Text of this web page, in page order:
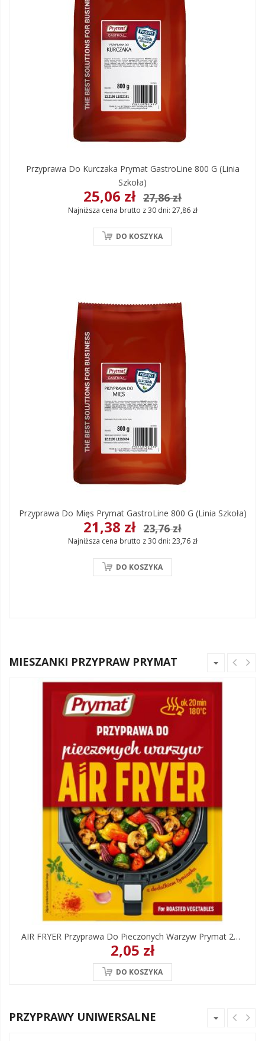
Przyprawa Do Kurczaka Prymat GastroLine 800 G (linia
Szkoła)
25,06 zł 27,86 zł
Najniższa cena brutto z 30 dni: 27,86 zł
DO KOSZYKA
Przyprawa Do Mięs Prymat GastroLine 800 G (linia Szkoła)
21,38 zł 23,76 zł
Najniższa cena brutto z 30 dni: 23,76 zł
DO KOSZYKA
MIESZANKI PRZYPRAW PRYMAT
AIR FRYER Przyprawa Do Pieczonych Warzyw Prymat 25 G
2,05 zł
DO KOSZYKA
PRZYPRAWY UNIWERSALNE